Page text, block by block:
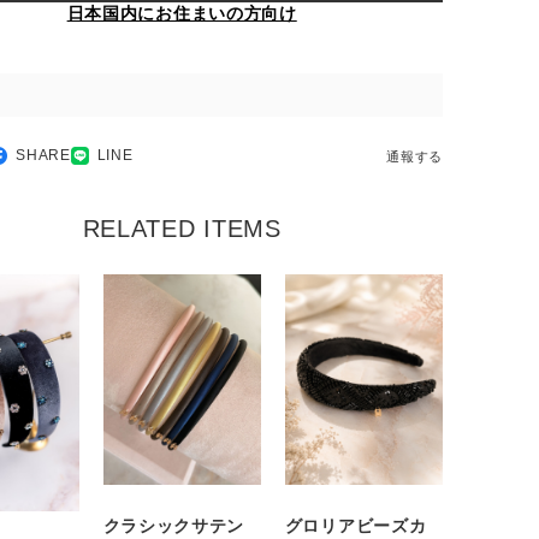
日本国内にお住まいの方向け
SHARE LINE 通報する
RELATED ITEMS
クラシックサテン グロリアビーズカ